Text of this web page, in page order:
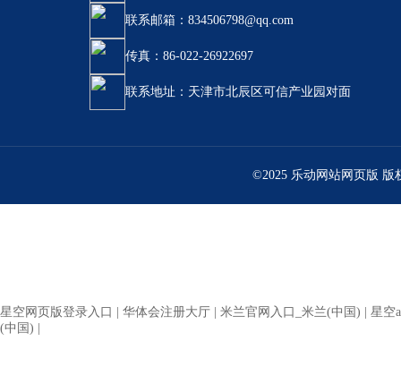
联系邮箱：834506798@qq.com
传真：86-022-26922697
联系地址：天津市北辰区可信产业园对面
©2025 乐动网站网页版 版
星空网页版登录入口 华体会注册大厅 米兰官网入口_米兰(中国)
星空
(中国)